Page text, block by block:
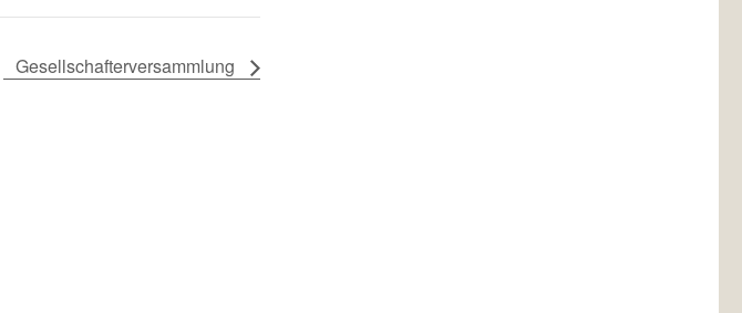
Gesellschafterversammlung